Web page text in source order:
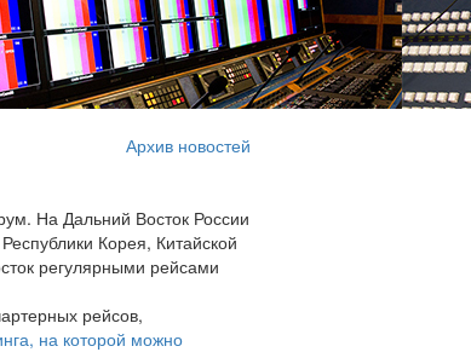
Архив новостей
На Дальний Восток России
Корея, Китайской
регулярными рейсами
рейсов,
на которой можно